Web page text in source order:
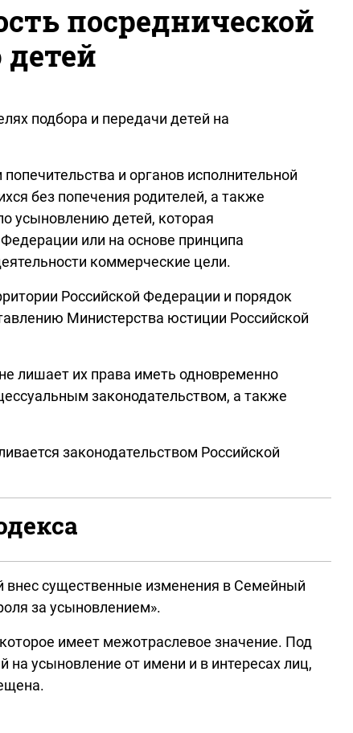
посреднической
подбора и передачи детей на
и органов исполнительной
без попечения родителей, а также
усыновлению детей, которая
или на основе принципа
коммерческие цели.
Российской Федерации и порядок
Министерства юстиции Российской
лишает их права иметь одновременно
законодательством, а также
законодательством Российской
существенные изменения в Семейный
за усыновлением».
имеет межотраслевое значение. Под
усыновление от имени и в интересах лиц,